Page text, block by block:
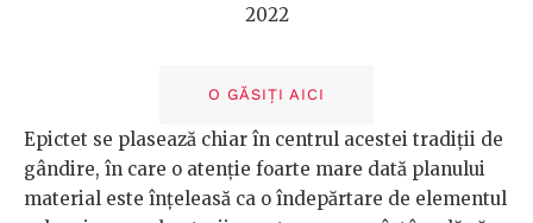
2022
O GĂSIȚI AICI
Epictet se plasează chiar în centrul acestei tradiții de
gândire, în care o atenție foarte mare dată planului
material este înțeleasă ca o îndepărtare de elementul